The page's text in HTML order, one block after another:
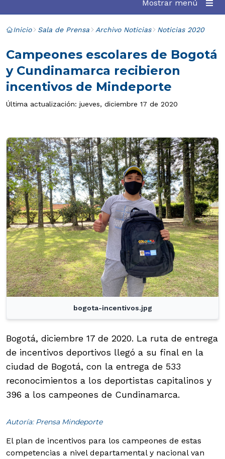
Mostrar menú
Inicio Sala de Prensa Archivo Noticias Noticias 2020
Campeones escolares de Bogotá
y Cundinamarca recibieron
incentivos de Mindeporte
Última actualización: jueves, diciembre 17 de 2020
bogota-incentivos.jpg
Bogotá, diciembre 17 de 2020. La ruta de entrega
de incentivos deportivos llegó a su final en la
ciudad de Bogotá, con la entrega de 533
reconocimientos a los deportistas capitalinos y
396 a los campeones de Cundinamarca.
Autoría: Prensa Mindeporte
El plan de incentivos para los campeones de estas
competencias a nivel departamental y nacional van